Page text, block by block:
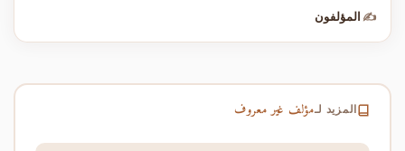
✍️ المؤلفون
المزيد لـمؤلف غير معروف